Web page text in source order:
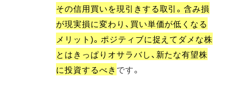
その信用買いを現引きする取引。含み損
が現実損に変わり、買い単価が低くなる
メリット)。ポジティブに捉えてダメな株
とはきっぱりオサラバし、新たな有望株
に投資するべき です。